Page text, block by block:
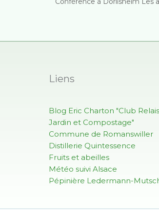
Liens
Blog Eric Charton "Club Relais
Jardin et Compostage"
Commune de Romanswiller
Distillerie Quintessence
Fruits et abeilles
Météo suivi Alsace
Pépinière Ledermann-